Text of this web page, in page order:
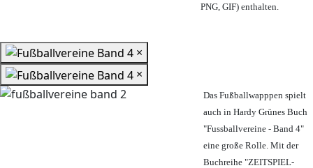
PNG, GIF) enthalten.
×
×
Das Fußballwapppen spielt
auch in Hardy Grünes Buch
"Fussballvereine - Band 4"
eine große Rolle. Mit der
Buchreihe "ZEITSPIEL-